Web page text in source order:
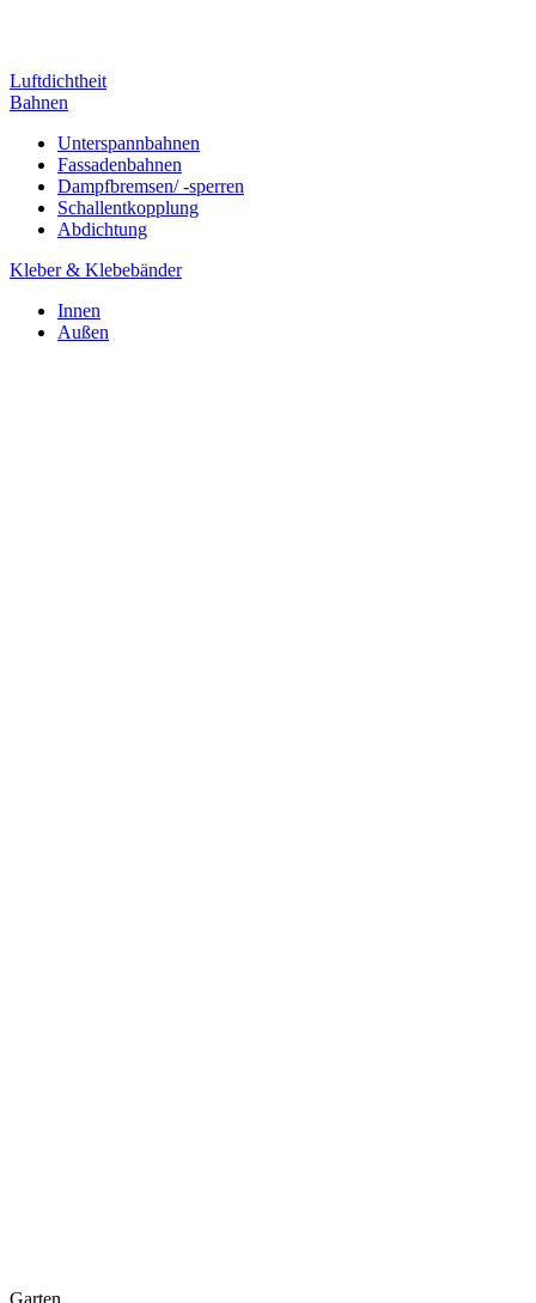
Luftdichtheit
Bahnen
Unterspannbahnen
Fassadenbahnen
Dampfbremsen/ -sperren
Schallentkopplung
Abdichtung
Kleber & Klebebänder
Innen
Außen
Garten